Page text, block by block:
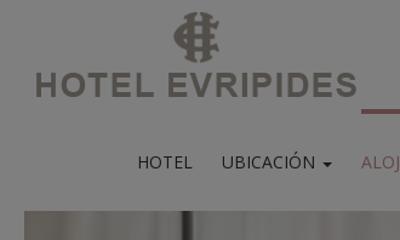
HOTEL UBICACIÓN
Mapa y ubicación